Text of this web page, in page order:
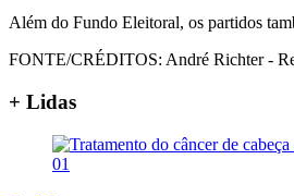
Além do Fundo Eleitoral, os partidos
FONTE/CRÉDITOS: André Richter -
+ Lidas
01